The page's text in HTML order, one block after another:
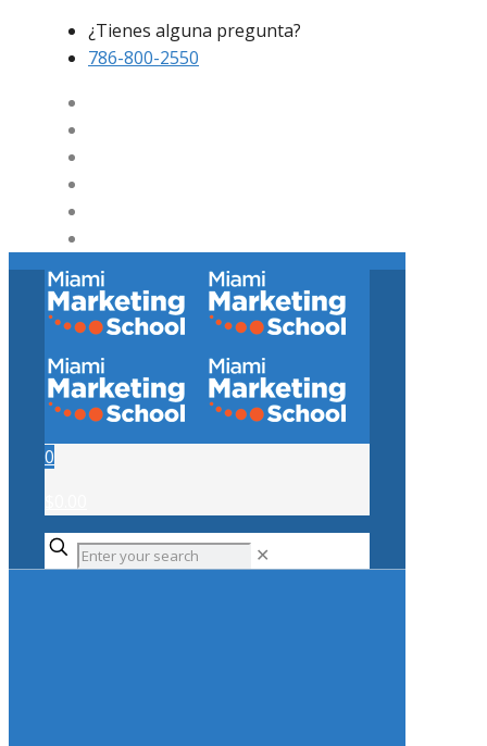
¿Tienes alguna pregunta?
786-800-2550
0
✕